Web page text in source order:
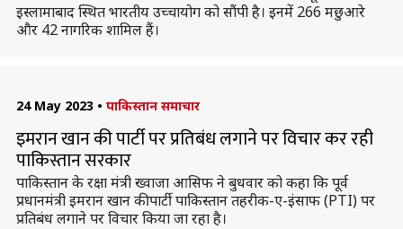
इस्लामाबाद स्थित भारतीय उच्चायोग को सौंपी है। इनमें 266 मछुआरे
और 42 नागरिक शामिल हैं।
24 May 2023 • पाकिस्तान समाचार
इमरान खान की पार्टी पर प्रतिबंध लगाने पर विचार कर रही
पाकिस्तान सरकार
पाकिस्तान के रक्षा मंत्री ख्वाजा आसिफ ने बुधवार को कहा कि पूर्व
प्रधानमंत्री इमरान खान की पार्टी पाकिस्तान तहरीक-ए-इंसाफ (PTI) पर
प्रतिबंध लगाने पर विचार किया जा रहा है।